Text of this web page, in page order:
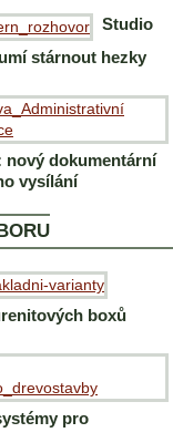
Studio
stárnout hezky
nový dokumentární
vysílání
boxů
pro